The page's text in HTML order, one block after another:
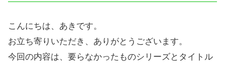
こんにちは、あきです。
お立ち寄りいただき、ありがとうございます。
今回の内容は、要らなかったものシリーズとタイトル